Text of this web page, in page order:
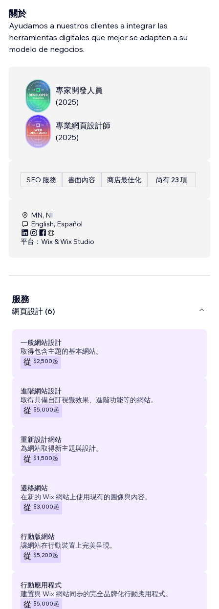
關於
Ayudamos a nuestros clientes a integrar las
herramientas digitales que mejor se adapten a su
modelo de negocios.
專家開發人員
(2025)
專業網頁設計師
(2025)
SEO 服務 書面內容 商店最佳化 尚有 23 項
MN, NI
English, Español
平台： Wix & Wix Studio
服務
網頁設計 (6)
一般網站設計
取得包含主題的基本網站。
從 $2,500起
進階網站設計
取得具備自訂視覺效果、進階功能等的網站。
從 $5,000起
重新設計網站
為網站取得新主題與設計。
從 $1,500起
遷移網站
在新的 Wix 網站上使用現有的圖像與內容。
從 $3,000起
行動版網站
讓網站在行動裝置上完美呈現。
從 $5,200起
行動應用程式
建置與 Wix 網站同步的完全品牌化行動應用程式。
從 $5,000起